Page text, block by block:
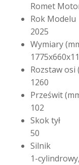
Romet
Rok Modelu
2025
Wymiary
Rozstaw osi
1260
Prześwit
102
Skok tył
50
Silnik
1-